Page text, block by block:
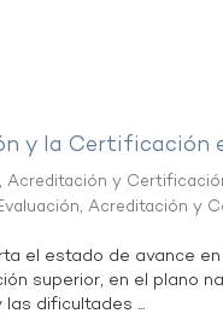
y la Certificación
Acreditación y
Acreditación y
el estado de avance
superior, en el plano
dificultades ...